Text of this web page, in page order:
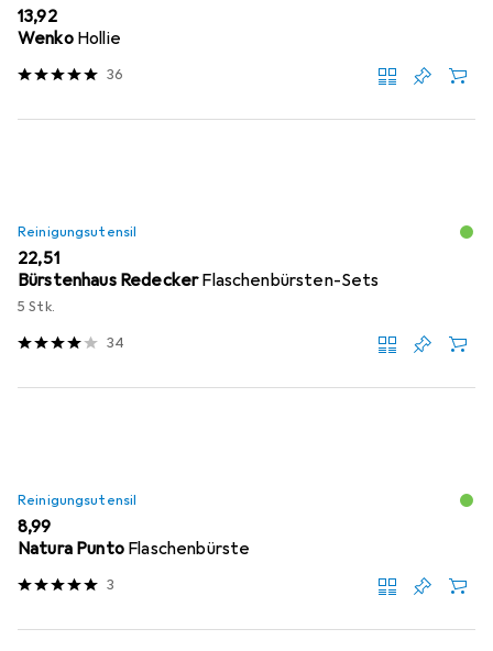
EUR
13,92
Wenko Hollie
36
Reinigungsutensil
EUR
22,51
Bürstenhaus RedeckerFlaschenbürsten-Sets
5 Stk.
34
Reinigungsutensil
EUR
8,99
Natura Punto Flaschenbürste
3